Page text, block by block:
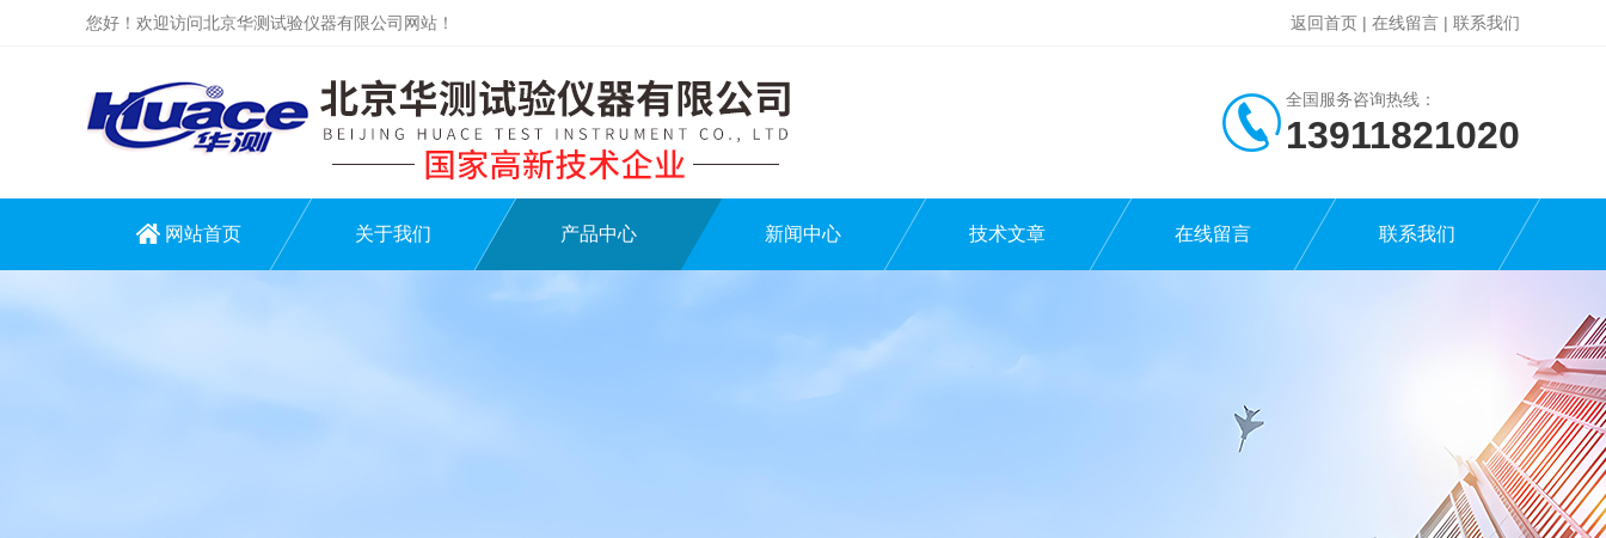
您好！欢迎访问北京华测试验仪器有限公司网站！ 返回首页 | 在线留言 | 联系我们
全国服务咨询热线：
13911821020
网站首页 关于我们 产品中心 新闻中心 技术文章 在线留言 联系我们